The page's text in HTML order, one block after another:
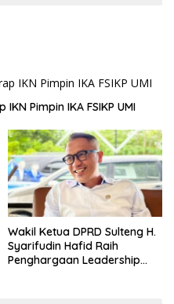
Pimpin IKA FSIKP UMI
Wakil Ketua DPRD Sulteng H.
Syarifudin Hafid Raih
Penghargaan Leadership